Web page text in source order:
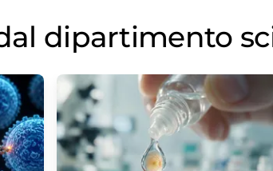
dipartimento